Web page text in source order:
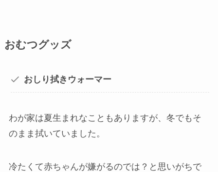
おむつグッズ
おしり拭きウォーマー
わが家は夏生まれなこともありますが、冬でもそ
のまま拭いていました。
冷たくて赤ちゃんが嫌がるのでは？と思いがちで